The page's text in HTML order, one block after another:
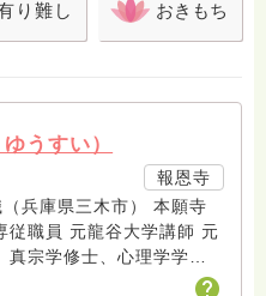
り難し おきもち
うすい）
報恩寺
兵庫県三木市） 本願寺
従職員 元龍谷大学講師 元
宗学修士、心理学学士
出演中 趣味：サックス ２